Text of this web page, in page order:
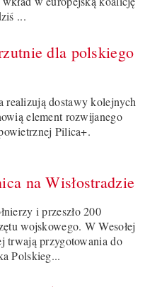
...
dla polskiego
realizują dostawy kolejnych
element rozwijanego
Pilica+.
na Wisłostradzie
i przeszło 200
wojskowego. W Wesołej
trwają przygotowania do
Polskieg...